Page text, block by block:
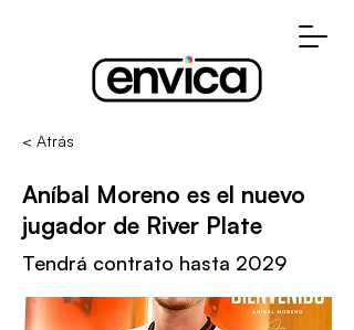
< Atrás
Aníbal Moreno es el nuevo
jugador de River Plate
Tendrá contrato hasta 2029